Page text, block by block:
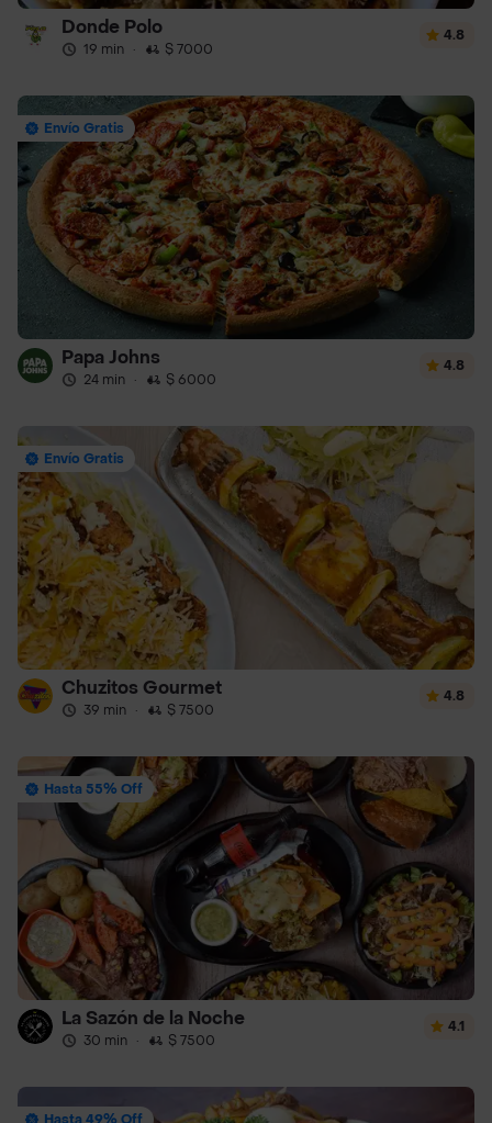
Donde Polo
19 min · $ 7000
4.8
Envío Gratis
Papa Johns
24 min · $ 6000
4.8
Envío Gratis
Chuzitos Gourmet
39 min · $ 7500
4.8
Hasta 55% Off
La Sazón de la Noche
30 min · $ 7500
4.1